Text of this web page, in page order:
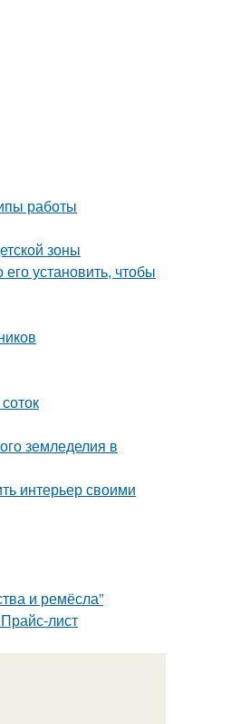
работы
зоны
установить, чтобы
земледелия в
интерьер своими
и ремёсла”
лист